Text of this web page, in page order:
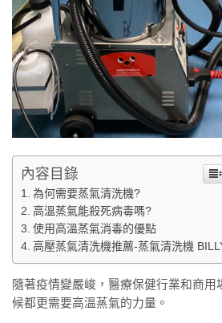
內容目錄
為何需要蒸氣清洗機?
高溫蒸氣能殺死病毒嗎?
使用高溫蒸氣消毒的優點
高壓蒸氣清洗機推薦-蒸氣清洗機
隨著疫情變嚴峻，醫療保健行業和商用
候都更需要高溫蒸氣的力量。